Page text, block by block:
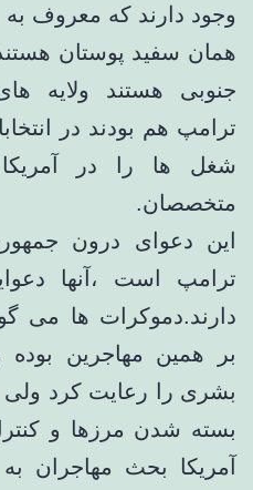
وجود دارند که معروف
همان سفید پوستان
جنوبی هستند ولایه
ترامپ هم بودند در
شغل ها را در
متخصصان.
این دعوای درون
ترامپ است ،آنها
دارند.دموکرات ها می
بر همین مهاجرین
بشری را رعایت کرد
بسته شدن مرزها و
آمریکا بحث مهاجران